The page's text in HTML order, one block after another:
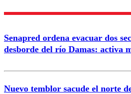
Correo
Senapred ordena evacuar dos
desborde del río Damas: activa
Nuevo temblor sacude el norte